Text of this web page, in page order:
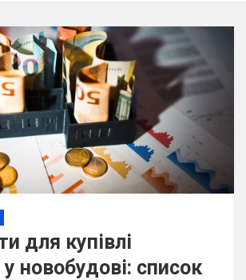
для купівлі
новобудові: список